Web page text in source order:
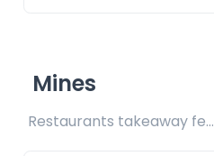
Mines
Restaurants takeaway fee Rs25 included